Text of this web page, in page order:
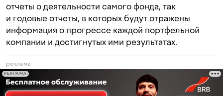
отчеты о деятельности самого фонда, так
и годовые отчеты, в которых будут отражены
информация о прогрессе каждой портфельной
компании и достигнутых ими результатах.
реклама
РЕКЛАМА